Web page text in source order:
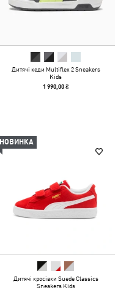
Дитячі кеди Multiflex 2 Sneakers
Kids
1 990,00 ₴
НОВИНКА
Дитячі кросівки Suede Classics
Sneakers Kids